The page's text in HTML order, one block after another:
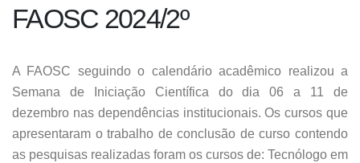
FAOSC 2024/2º
A FAOSC seguindo o calendário acadêmico realizou a
Semana de Iniciação Científica do dia 06 a 11 de
dezembro nas dependências institucionais. Os cursos que
apresentaram o trabalho de conclusão de curso contendo
as pesquisas realizadas foram os cursos de: Tecnólogo em